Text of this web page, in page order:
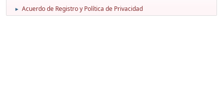
► Acuerdo de Registro y Política de Privacidad